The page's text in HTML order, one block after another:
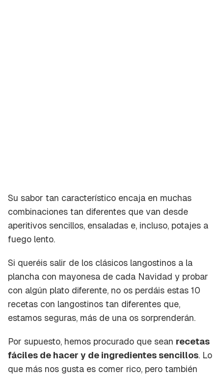
Su sabor tan característico encaja en muchas
combinaciones tan diferentes que van desde
aperitivos sencillos, ensaladas e, incluso, potajes a
fuego lento.
Si queréis salir de los clásicos langostinos a la
plancha con mayonesa de cada Navidad y probar
con algún plato diferente, no os perdáis estas 10
recetas con langostinos tan diferentes que,
estamos seguras, más de una os sorprenderán.
Por supuesto, hemos procurado que sean recetas
fáciles de hacer y de ingredientes sencillos. Lo
que más nos gusta es comer rico, pero también